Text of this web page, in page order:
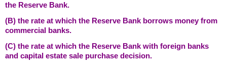
the Reserve Bank.
(B) the rate at which the Reserve Bank borrows money from
commercial banks.
(C) the rate at which the Reserve Bank with foreign banks
and capital estate sale purchase decision.